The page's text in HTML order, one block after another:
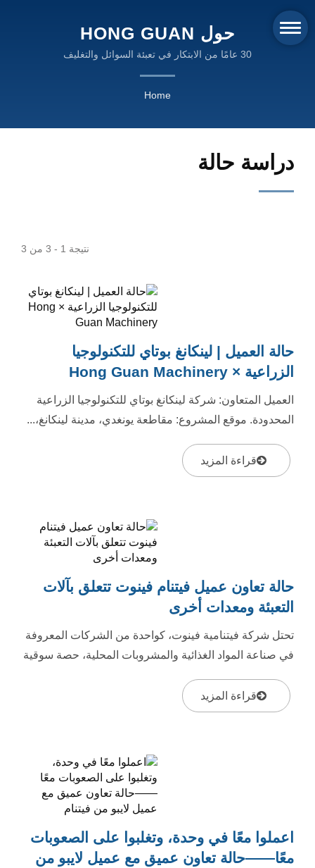
حول HONG GUAN
MACHINERY
30 عامًا من الابتكار في تعبئة السوائل والتغليف
Home
دراسة حالة
نتيجة 1 - 3 من 3
حالة العميل | لينكانغ بوتاي للتكنولوجيا
الزراعية × Hong Guan Machinery
العميل المتعاون: شركة لينكانغ بوتاي للتكنولوجيا الزراعية
المحدودة. موقع المشروع: مقاطعة يونغدي، مدينة لينكانغ،...
قراءة المزيد
حالة تعاون عميل فيتنام فينوت تتعلق بآلات
التعبئة ومعدات أخرى
تحتل شركة فيتنامية فينوت، كواحدة من الشركات المعروفة
في صناعة المواد الغذائية والمشروبات المحلية، حصة سوقية
قراءة المزيد
اعملوا معًا في وحدة، وتغلبوا على الصعوبات
معًا——حالة تعاون عميق مع عميل لايبو من